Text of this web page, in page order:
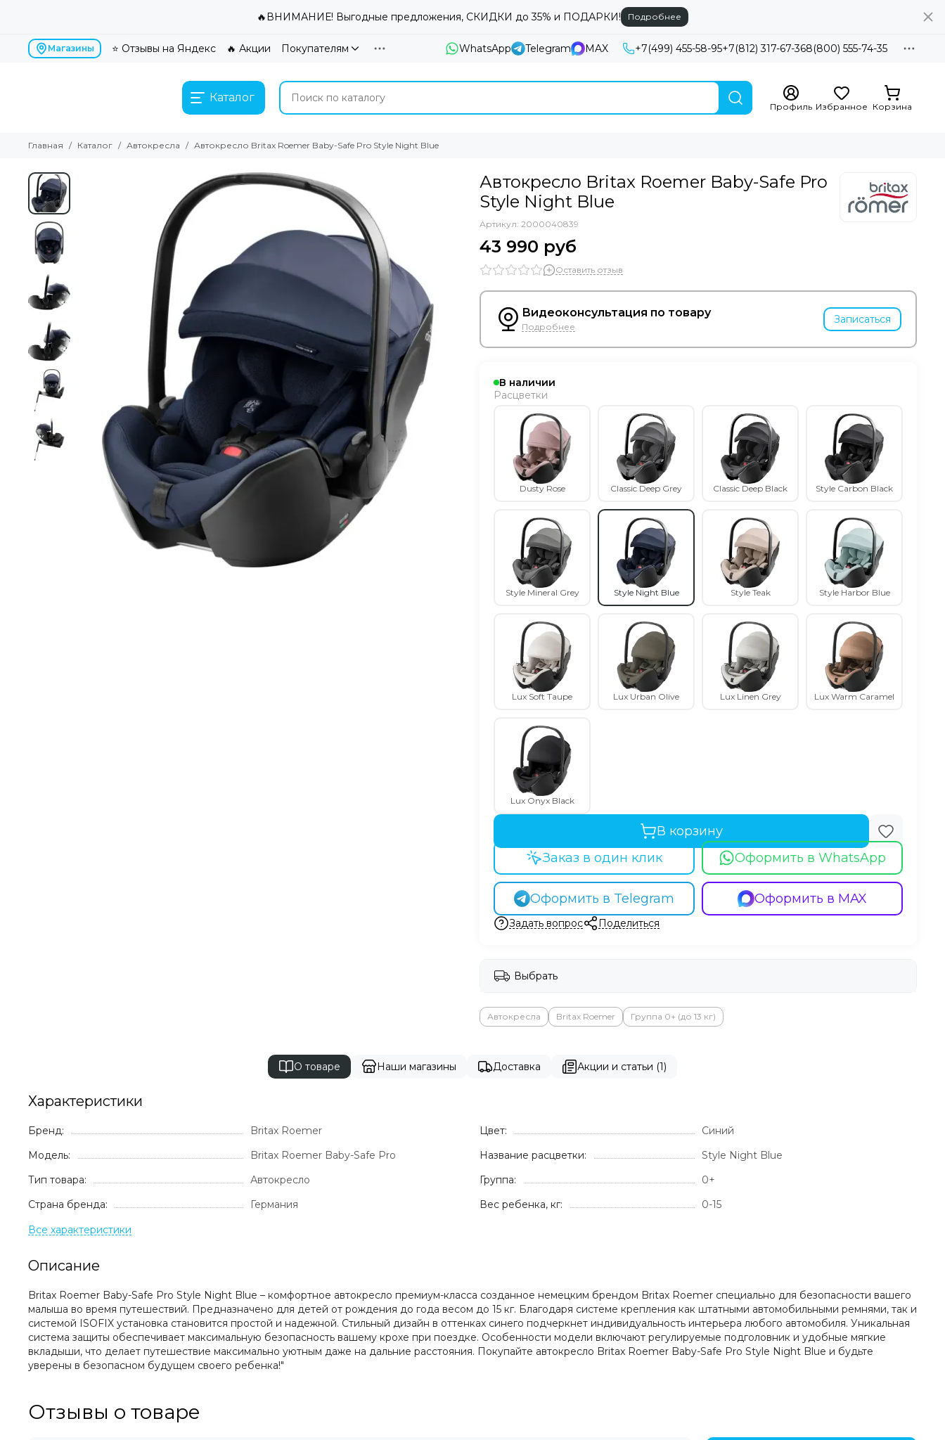
🔥ВНИМАНИЕ! Выгодные предложения, СКИДКИ до 35% и ПОДАРКИ! Подробнее
Магазины ⭐ Отзывы на Яндекс 🔥 Акции Покупателям WhatsApp Telegram MAX +7(499) 455-58-95+7(812) 317-67-368(800) 555-74-35
Каталог
Профиль Избранное Корзина
Главная Каталог Автокресла Автокресло Britax Roemer Baby-Safe Pro Style Night Blue
Автокресло Britax Roemer Baby-Safe Pro
Style Night Blue
Артикул: 2000040839
43 990 руб
Оставить отзыв
Видеоконсультация по товару
Подробнее
Записаться
В наличии
Расцветки
Dusty Rose Classic Deep Grey Classic Deep Black Style Carbon Black
Style Mineral Grey Style Night Blue Style Teak Style Harbor Blue
Lux Soft Taupe Lux Urban Olive Lux Linen Grey Lux Warm Caramel
Lux Onyx Black
В корзину
Оформить в WhatsApp
Оформить в Telegram Оформить в MAX
Заказ в один клик
Задать вопрос Поделиться
Выбрать
Автокресла Britax Roemer Группа 0+ (до 13 кг)
О товаре Наши магазины Доставка Акции и статьи (1)
Характеристики
Бренд:
Britax Roemer
Модель:
Britax Roemer Baby-Safe Pro
Тип товара:
Автокресло
Страна бренда:
Германия
Цвет:
Синий
Название расцветки:
Style Night Blue
Группа:
0+
Вес ребенка, кг:
0-15
Описание
Britax Roemer Baby-Safe Pro Style Night Blue – комфортное автокресло премиум-класса созданное немецким брендом Britax Roemer специально для безопасности вашего
малыша во время путешествий. Предназначено для детей от рождения до года весом до 15 кг. Благодаря системе крепления как штатными автомобильными ремнями, так и
системой ISOFIX установка становится простой и надежной. Стильный дизайн в оттенках синего подчеркнет индивидуальность интерьера любого автомобиля. Уникальная
система защиты обеспечивает максимальную безопасность вашему крохе при поездке. Особенности модели включают регулируемые подголовник и удобные мягкие
вкладыши, что делает путешествие максимально уютным даже на дальние расстояния. Покупайте автокресло Britax Roemer Baby-Safe Pro Style Night Blue и будьте
уверены в безопасном будущем своего ребенка!"
Отзывы о товаре